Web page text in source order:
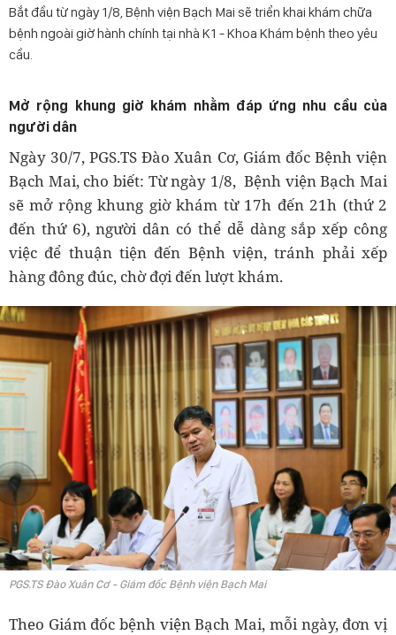
Bắt đầu từ ngày 1/8, Bệnh viện Bạch Mai sẽ triển khai khám chữa
bệnh ngoài giờ hành chính tại nhà K1 - Khoa Khám bệnh theo yêu
cầu.
Mở rộng khung giờ khám nhằm đáp ứng nhu cầu của
người dân
Ngày 30/7, PGS.TS Đào Xuân Cơ, Giám đốc Bệnh viện
Bạch Mai, cho biết: Từ ngày 1/8, Bệnh viện Bạch Mai
sẽ mở rộng khung giờ khám từ 17h đến 21h (thứ 2
đến thứ 6), người dân có thể dễ dàng sắp xếp công
việc để thuận tiện đến Bệnh viện, tránh phải xếp
hàng đông đúc, chờ đợi đến lượt khám.
PGS.TS Đào Xuân Cơ - Giám đốc Bệnh viện Bạch Mai
Theo Giám đốc bệnh viện Bạch Mai, mỗi ngày, đơn vị